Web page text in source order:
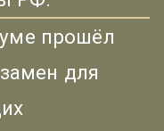
прошёл
для